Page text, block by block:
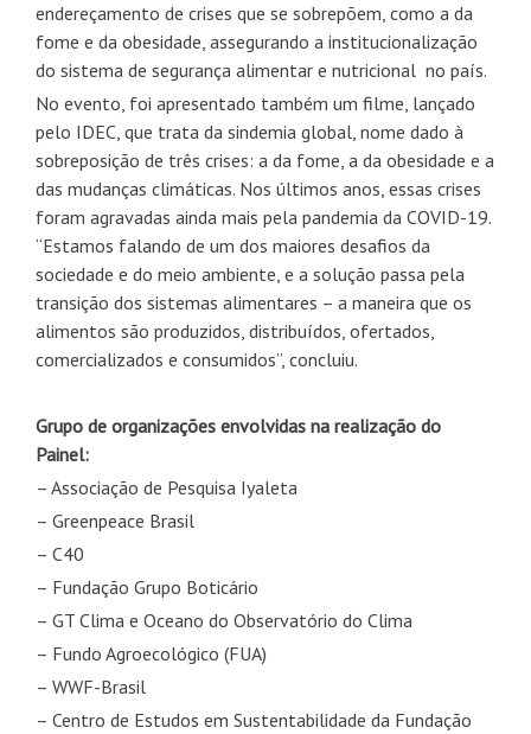
endereçamento de crises que se sobrepõem, como a da
fome e da obesidade, assegurando a institucionalização
do sistema de segurança alimentar e nutricional no país.
No evento, foi apresentado também um filme, lançado
pelo IDEC, que trata da sindemia global, nome dado à
sobreposição de três crises: a da fome, a da obesidade e a
das mudanças climáticas. Nos últimos anos, essas crises
foram agravadas ainda mais pela pandemia da COVID-19.
“Estamos falando de um dos maiores desafios da
sociedade e do meio ambiente, e a solução passa pela
transição dos sistemas alimentares – a maneira que os
alimentos são produzidos, distribuídos, ofertados,
comercializados e consumidos”, concluiu.
Grupo de organizações envolvidas na realização do
Painel:
– Associação de Pesquisa Iyaleta
– Greenpeace Brasil
– C40
– Fundação Grupo Boticário
– GT Clima e Oceano do Observatório do Clima
– Fundo Agroecológico (FUA)
– WWF-Brasil
– Centro de Estudos em Sustentabilidade da Fundação